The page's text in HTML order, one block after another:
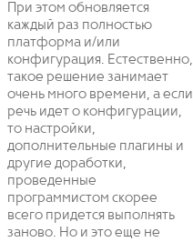
При этом обновляется
каждый раз полностью
платформа и/или
конфигурация. Естественно,
такое решение занимает
очень много времени, а если
речь идет о конфигурации,
то настройки,
дополнительные плагины и
другие доработки,
проведенные
программистом скорее
всего придется выполнять
заново. Но и это еще не